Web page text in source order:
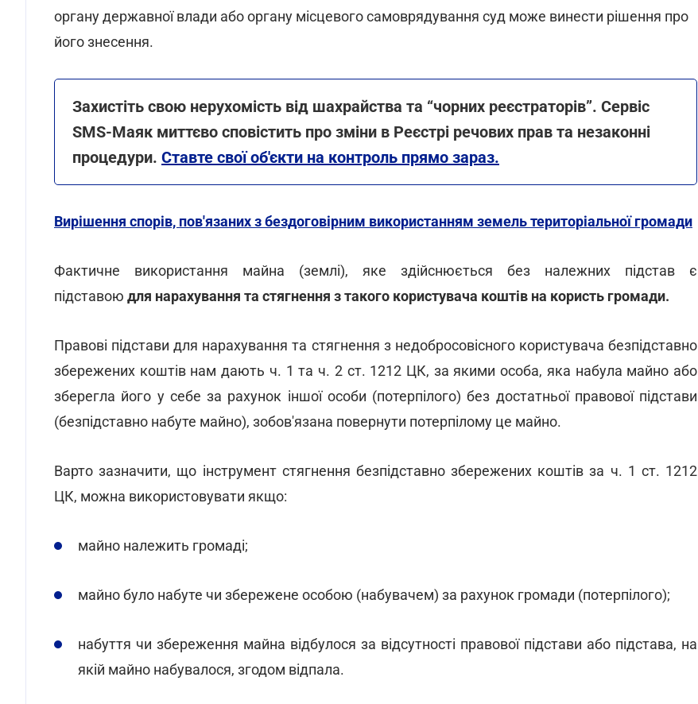
органу державної влади або органу місцевого самоврядування суд може винести рішення про
його знесення.
Захистіть свою нерухомість від шахрайства та “чорних реєстраторів”. Сервіс
SMS-Маяк миттєво сповістить про зміни в Реєстрі речових прав та незаконні
процедури. Ставте свої об'єкти на контроль прямо зараз.
Вирішення спорів, пов'язаних з бездоговірним використанням земель територіальної громади
Фактичне використання майна (землі), яке здійснюється без належних підстав є
підставою для нарахування та стягнення з такого користувача коштів на користь громади.
Правові підстави для нарахування та стягнення з недобросовісного користувача безпідставно
збережених коштів нам дають ч. 1 та ч. 2 ст. 1212 ЦК, за якими особа, яка набула майно або
зберегла його у себе за рахунок іншої особи (потерпілого) без достатньої правової підстави
(безпідставно набуте майно), зобов'язана повернути потерпілому це майно.
Варто зазначити, що інструмент стягнення безпідставно збережених коштів за ч. 1 ст. 1212
ЦК, можна використовувати якщо:
майно належить громаді;
майно було набуте чи збережене особою (набувачем) за рахунок громади (потерпілого);
набуття чи збереження майна відбулося за відсутності правової підстави або підстава, на
якій майно набувалося, згодом відпала.